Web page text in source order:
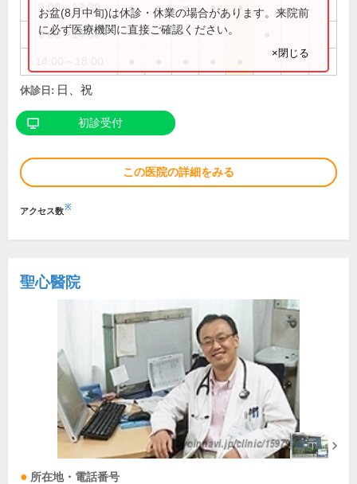
9:00～12:30 ● ● ● ● ●
9:00～14:00
お盆(8月中旬)は休診・休業の場合があります。来院前
に必ず医療機関に直接ご確認ください。
×閉じる
休診日: 日、祝
初診受付
この医院の詳細をみる
アクセス数※
聖心醫院
所在地・電話番号